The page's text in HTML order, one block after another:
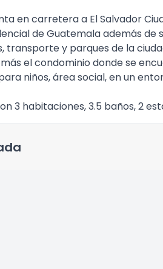
en carretera a El Salvador
de Guatemala además
transporte y parques de la
el condominio donde se
niños, área social, en un
3 habitaciones, 3.5 baños, 2